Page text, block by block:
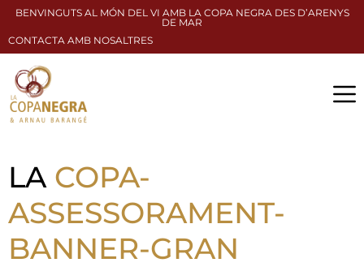
BENVINGUTS AL MÓN DEL VI AMB LA COPA NEGRA DES D’ARENYS
DE MAR
CONTACTA AMB NOSALTRES
LACOPA-
ASSESSORAMENT-
BANNER-GRAN